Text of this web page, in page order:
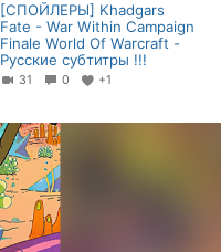
[СПОЙЛЕРЫ] Khadgars
Fate - War Within Campaign
Finale World Of Warcraft -
Русские субтитры !!!
31 0 +1